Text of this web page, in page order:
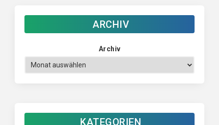
ARCHIV
Archiv
KATEGORIEN